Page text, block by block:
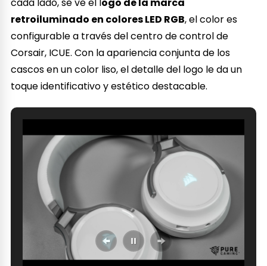
cada lado, se ve el logo de la marca
retroiluminado en colores LED RGB, el color es
configurable a través del centro de control de
Corsair, ICUE. Con la apariencia conjunta de los
cascos en un color liso, el detalle del logo le da un
toque identificativo y estético destacable.